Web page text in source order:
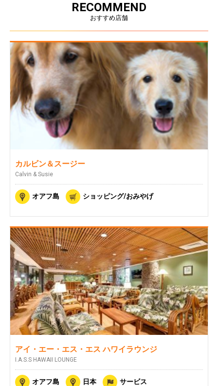
RECOMMEND
おすすめ店舗
カルビン＆スージー
Calvin & Susie
オアフ島 ショッピング/おみやげ
アイ・エー・エス・エス ハワイラウンジ
I.A.S.S HAWAII LOUNGE
オアフ島 日本 サービス